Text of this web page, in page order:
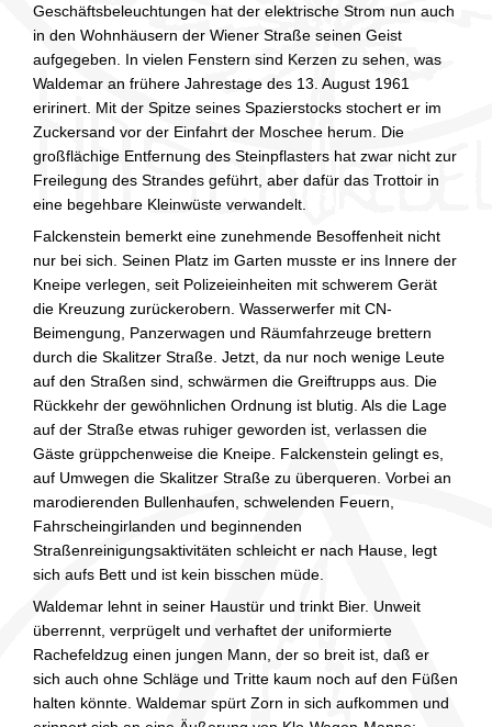
Geschäftsbeleuchtungen hat der elektrische Strom nun auch
in den Wohnhäusern der Wiener Straße seinen Geist
aufgegeben. In vielen Fenstern sind Kerzen zu sehen, was
Waldemar an frühere Jahrestage des 13. August 1961
eririnert. Mit der Spitze seines Spazierstocks stochert er im
Zuckersand vor der Einfahrt der Moschee herum. Die
großflächige Entfernung des Steinpflasters hat zwar nicht zur
Freilegung des Strandes geführt, aber dafür das Trottoir in
eine begehbare Kleinwüste verwandelt.
Falckenstein bemerkt eine zunehmende Besoffenheit nicht
nur bei sich. Seinen Platz im Garten musste er ins Innere der
Kneipe verlegen, seit Polizeieinheiten mit schwerem Gerät
die Kreuzung zurückerobern. Wasserwerfer mit CN-
Beimengung, Panzerwagen und Räumfahrzeuge brettern
durch die Skalitzer Straße. Jetzt, da nur noch wenige Leute
auf den Straßen sind, schwärmen die Greiftrupps aus. Die
Rückkehr der gewöhnlichen Ordnung ist blutig. Als die Lage
auf der Straße etwas ruhiger geworden ist, verlassen die
Gäste grüppchenweise die Kneipe. Falckenstein gelingt es,
auf Umwegen die Skalitzer Straße zu überqueren. Vorbei an
marodierenden Bullenhaufen, schwelenden Feuern,
Fahrscheingirlanden und beginnenden
Straßenreinigungsaktivitäten schleicht er nach Hause, legt
sich aufs Bett und ist kein bisschen müde.
Waldemar lehnt in seiner Haustür und trinkt Bier. Unweit
überrennt, verprügelt und verhaftet der uniformierte
Rachefeldzug einen jungen Mann, der so breit ist, daß er
sich auch ohne Schläge und Tritte kaum noch auf den Füßen
halten könnte. Waldemar spürt Zorn in sich aufkommen und